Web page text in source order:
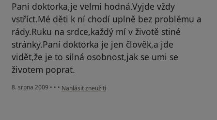
Pani doktorka,je velmi hodná.Vyjde vždy
vstříct.Mé děti k ní chodí uplně bez problému a
rády.Ruku na srdce,každý mí v životě stiné
stránky.Paní doktorka je jen člověk,a jde
vidět,že je to silná osobnost,jak se umi se
životem poprat.
8. srpna 2009 • • • podle názoru uživatele Váš účet byl odstraněn
Nahlásit zneužití